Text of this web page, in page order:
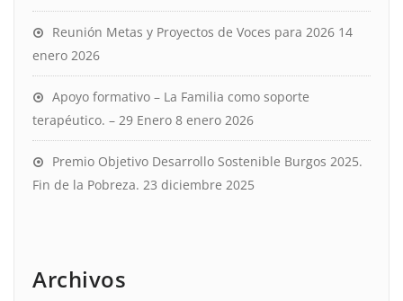
Reunión Metas y Proyectos de Voces para 2026 14
enero 2026
Apoyo formativo – La Familia como soporte
terapéutico. – 29 Enero 8 enero 2026
Premio Objetivo Desarrollo Sostenible Burgos 2025.
Fin de la Pobreza. 23 diciembre 2025
Archivos